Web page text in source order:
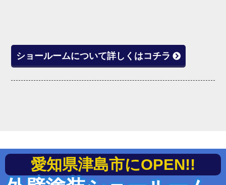
ショールームについて詳しくはコチラ
愛知県津島市にOPEN!!